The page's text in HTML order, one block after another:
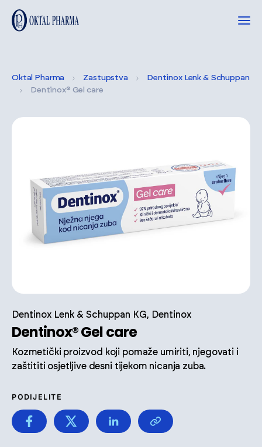
Oktal Pharma Zastupstva
Dentinox Lenk & Schuppan
Dentinox® Gel care
Dentinox Lenk & Schuppan KG, Dentinox
Dentinox® Gel care
Kozmetički proizvod koji pomaže umiriti, njegovati i
zaštititi osjetljive desni tijekom nicanja zuba.
PODIJELITE